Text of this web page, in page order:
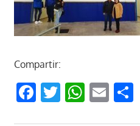
Compartir:
Facebook
Twitter